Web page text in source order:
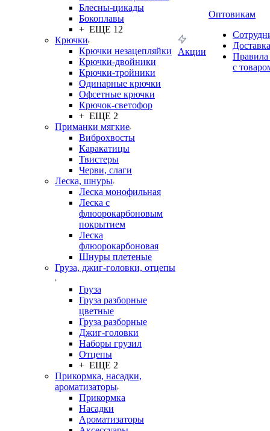
Блесны-цикады
Бокоплавы
+ ЕЩЕ 12
Крючки
Крючки незацепляйки
Крючки-двойники
Крючки-тройники
Одинарные крючки
Офсетные крючки
Крючок-светофор
+ ЕЩЕ 2
Приманки мягкие
Виброхвосты
Каракатицы
Твистеры
Черви, слаги
Леска, шнуры
Леска монофильная
Леска с
флюорокарбоновым
покрытием
Леска
флюорокарбоновая
Шнуры плетеные
Груза, джиг-головки, отцепы
Груза
Груза разборные
цветные
Груза разборные
Джиг-головки
Наборы грузил
Отцепы
+ ЕЩЕ 2
Прикормка, насадки,
ароматизаторы
Прикормка
Насадки
Ароматизаторы
Акции
Оптовикам
Доставка
Правила
с